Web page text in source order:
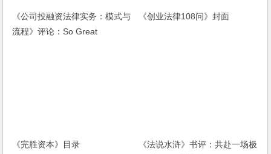
《公司投融资法律实务：模式与
流程》评论：So Great
《创业法律108问》封面
《完胜资本》目录
《法说水浒》书评：共赴一场极